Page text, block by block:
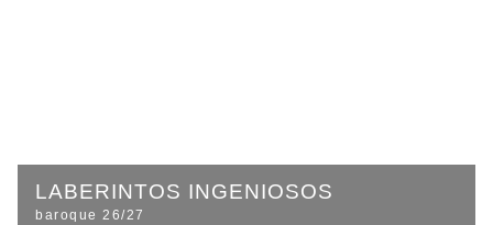
LABERINTOS INGENIOSOS
baroque 26/27